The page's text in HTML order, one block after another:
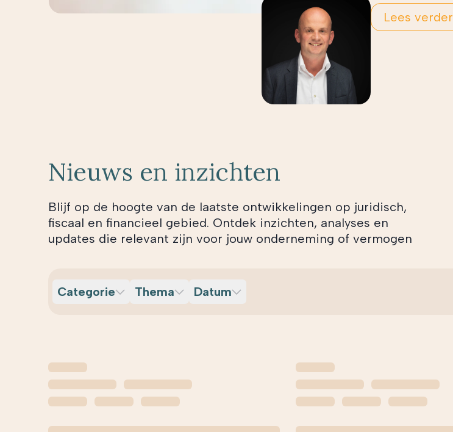
Lees verder
Nieuws en inzichten
Blijf op de hoogte van de laatste ontwikkelingen op juridisch,
fiscaal en financieel gebied. Ontdek inzichten, analyses en
updates die relevant zijn voor jouw onderneming of vermogen
Categorie Thema Datum